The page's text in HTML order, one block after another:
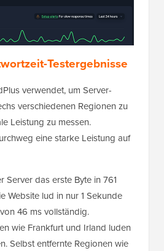
Testergebnisse
verwendet, um Server-
verschiedenen Regionen zu
Leistung zu messen.
eine starke Leistung auf
Server das erste Byte in 761
Website lud in nur 1 Sekunde
46 ms vollständig.
wie Frankfurt und Irland luden
Selbst entfernte Regionen wie